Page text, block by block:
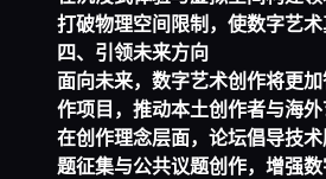
打破物理空间限制，使数字艺
四、引领未来方向
面向未来，数字艺术创作将更
作项目，推动本土创作者与海外
在创作理念层面，论坛倡导技
题征集与公共议题创作，增强